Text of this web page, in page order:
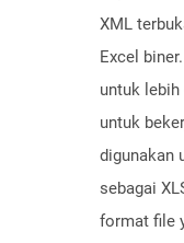
XML
Excel
untuk lebih
untuk
digunakan
sebagai
format file